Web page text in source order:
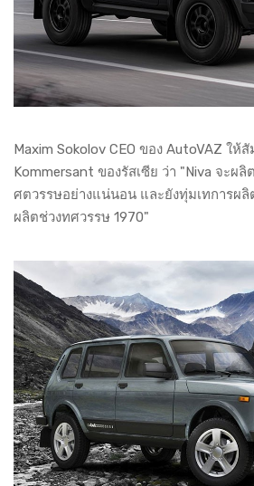
Maxim Sokolov CEO ของ AutoVAZ ใ
Kommersant ของรัสเซีย ว่า "Niva จะผ
ศตวรรษอย่างแน่นอน และยังทุ่มเทการผ
ผลิตช่วงทศวรรษ 1970"